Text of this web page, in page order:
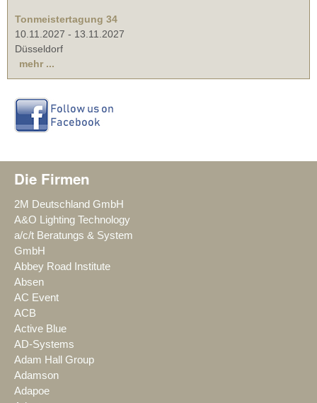
Tonmeistertagung 34
10.11.2027 - 13.11.2027
Düsseldorf
mehr ...
Die Firmen
2M Deutschland GmbH
A&O Lighting Technology
a/c/t Beratungs & System
GmbH
Abbey Road Institute
Absen
AC Event
ACB
Active Blue
AD-Systems
Adam Hall Group
Adamson
Adapoe